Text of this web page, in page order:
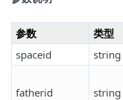
参数 类型
spaceid
string
fatherid string